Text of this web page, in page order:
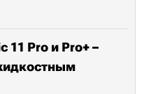
11 Pro и Pro+ –